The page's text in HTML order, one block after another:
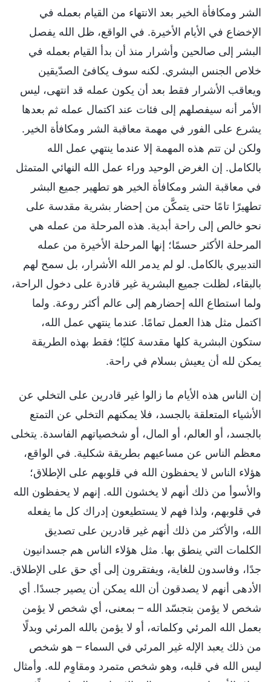
الشر ومكافأة الخير بعد الانتهاء من القيام بعمله في
الإخضاع في الأيام الأخيرة. في الواقع، ظل الله يفصل
البشر إلى صالحين وأشرار منذ أن بدأ القيام بعمله في
خلاص الجنس البشري. لكنه سوف يكافئ الصدّيقين
ويعاقب الأشرار فقط بعد أن يكون عمله قد انتهى، ليس
الأمر أنه سيفصلهم إلى فئات عند اكتمال عمله ثم بعدها
يشرع على الفور في مهمة معاقبة الشر ومكافأة الخير.
ولكن لن تتم هذه المهمة إلا عندما ينتهي عمل الله
بالكامل. إن الغرض الوحيد وراء عمل الله النهائي المتمثل
في معاقبة الشر ومكافأة الخير هو تطهير جميع البشر
تطهيرًا تامًا حتى يتمكَّن من إحضار بشرية مقدسة على
نحو خالص إلى راحة أبدية. هذه المرحلة من عمله هي
المرحلة الأكثر حسمًا؛ إنها المرحلة الأخيرة من عمله
التدبيري بالكامل. لو لم يدمر الله الأشرار، بل سمح لهم
بالبقاء، لظلت جميع البشرية غير قادرة على دخول الراحة،
ولما استطاع الله إحضارهم إلى عالم أكثر روعة. ولما
اكتمل مثل هذا العمل تمامًا. عندما ينتهي عمل الله،
ستكون البشرية كلها مقدسة كليًا؛ فقط بهذه الطريقة
يمكن لله أن يعيش بسلام في راحة.
إن الناس هذه الأيام ما زالوا غير قادرين على التخلي عن
الأشياء المتعلقة بالجسد، فلا يمكنهم التخلي عن التمتع
بالجسد، أو العالم، أو المال، أو شخصياتهم الفاسدة. يتخلى
معظم الناس عن مساعيهم بطريقة شكلية. في الواقع،
هؤلاء الناس لا يحفظون الله في قلوبهم على الإطلاق؛
والأسوأ من ذلك أنهم لا يخشون الله. إنهم لا يحفظون الله
في قلوبهم، ولذا فهم لا يستطيعون إدراك كل ما يفعله
الله، والأكثر من ذلك أنهم غير قادرين على تصديق
الكلمات التي ينطق بها. مثل هؤلاء الناس هم جسدانيون
جدًا، وفاسدون للغاية، ويفتقرون إلى أي حق على الإطلاق.
الأدهى أنهم لا يصدقون أن الله يمكن أن يصير جسدًا. أي
شخص لا يؤمن بتجسّد الله – بمعنى، أي شخص لا يؤمن
بعمل الله المرئي وكلماته، أو لا يؤمن بالله المرئي وبدلًا
من ذلك يعبد الإله غير المرئي في السماء – هو شخص
ليس الله في قلبه، وهو شخص متمرد ومقاوِم لله. وأمثال